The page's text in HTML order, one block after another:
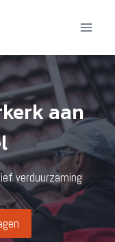
aan
verduurzaming